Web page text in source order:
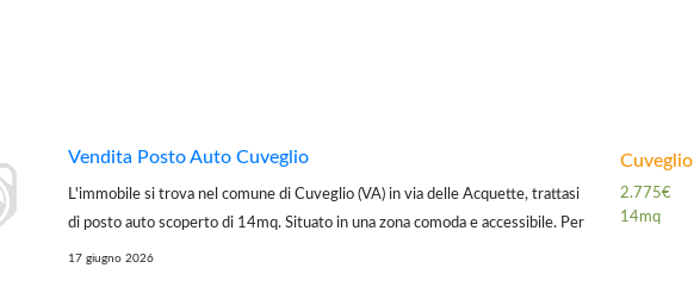
Vendita Posto Auto Cuveglio
L'immobile si trova nel comune di Cuveglio (VA) in via delle Acquette, trattasi
di posto auto scoperto di 14mq. Situato in una zona comoda e accessibile. Per
te la possibilità di avere un preventivo per il mutuo a condizioni vantaggiose
17 giugno 2026
Cuveglio
2.775€
14mq